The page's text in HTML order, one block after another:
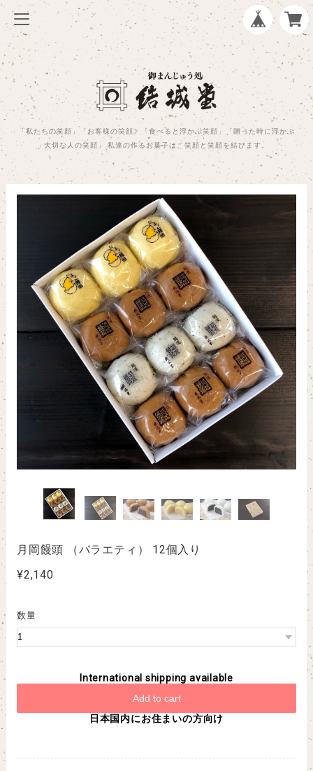
「私たちの笑顔」「お客様の笑顔」「食べると浮かぶ笑顔」「贈った時に浮かぶ
大切な人の笑顔」 私達の作るお菓子は、笑顔と笑顔を結びます。
月岡饅頭 （バラエティ） 12個入り
¥2,140
数量
International shipping available
Add to cart
日本国内にお住まいの方向け